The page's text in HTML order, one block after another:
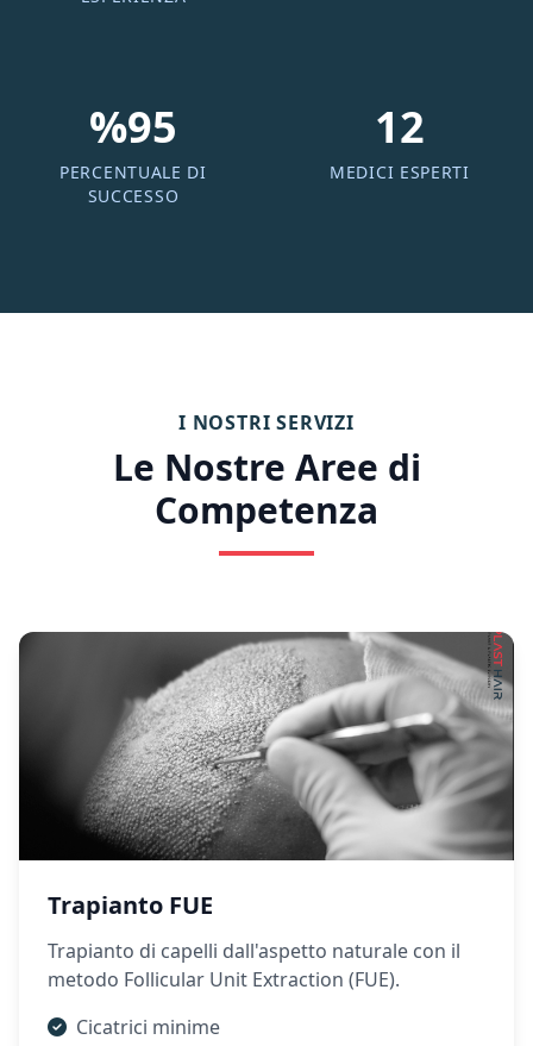
%95
PERCENTUALE DI
SUCCESSO
12
MEDICI ESPERTI
I NOSTRI SERVIZI
Le Nostre Aree di
Competenza
Trapianto FUE
Trapianto di capelli dall'aspetto naturale con il
metodo Follicular Unit Extraction (FUE).
Cicatrici minime